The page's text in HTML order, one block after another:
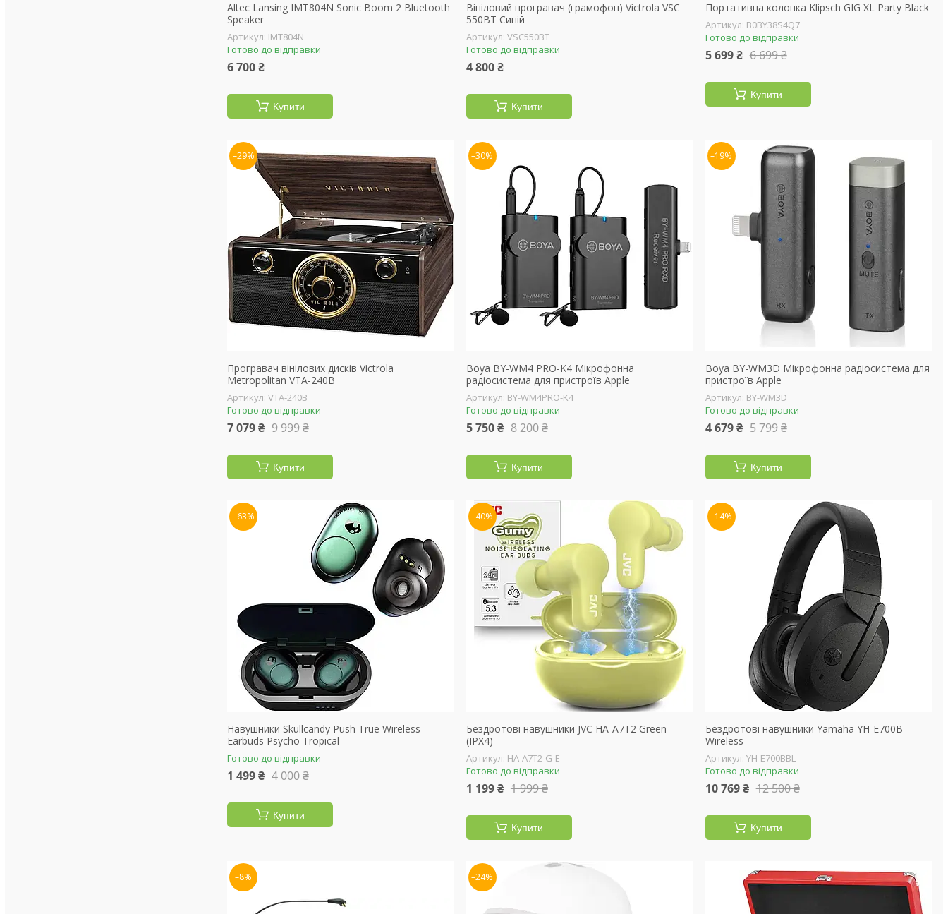
Altec Lansing IMT804N Sonic Boom 2 Bluetooth
Speaker
IMT804N
Готово до відправки
6 700 ₴
Купити
Вініловий програвач (грамофон) Victrola VSC
550BT Синій
VSC550BT
Готово до відправки
4 800 ₴
Купити
Портативна колонка Klipsch GIG XL Party Black
B0BY38S4Q7
Готово до відправки
5 699 ₴ 6 699 ₴
Купити
–29%
Програвач вінілових дисків Victrola
Metropolitan VTA-240B
VTA-240B
Готово до відправки
7 079 ₴ 9 999 ₴
Купити
–30%
Boya BY-WM4 PRO-K4 Мікрофонна
радіосистема для пристроїв Apple
BY-WM4PRO-K4
Готово до відправки
5 750 ₴ 8 200 ₴
Купити
–19%
Boya BY-WM3D Мікрофонна радіосистема для
пристроїв Apple
BY-WM3D
Готово до відправки
4 679 ₴ 5 799 ₴
Купити
–63%
Навушники Skullcandy Push True Wireless
Earbuds Psycho Tropical
Готово до відправки
1 499 ₴ 4 000 ₴
Купити
–40%
Бездротові навушники JVC HA-A7T2 Green
(IPX4)
HA-A7T2-G-E
Готово до відправки
1 199 ₴ 1 999 ₴
Купити
–14%
Бездротові навушники Yamaha YH-E700B
Wireless
YH-E700BBL
Готово до відправки
10 769 ₴ 12 500 ₴
Купити
–8% –24%